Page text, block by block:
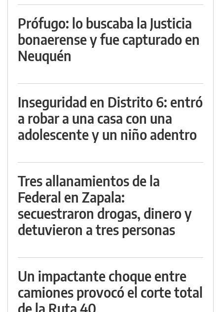
Prófugo: lo buscaba la Justicia
bonaerense y fue capturado en
Neuquén
Inseguridad en Distrito 6: entró
a robar a una casa con una
adolescente y un niño adentro
Tres allanamientos de la
Federal en Zapala:
secuestraron drogas, dinero y
detuvieron a tres personas
Un impactante choque entre
camiones provocó el corte total
de la Ruta 40